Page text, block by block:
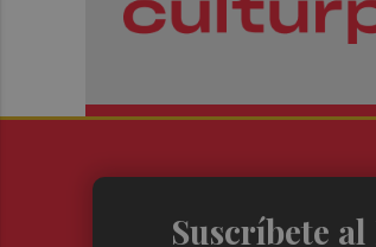
Suscríbete